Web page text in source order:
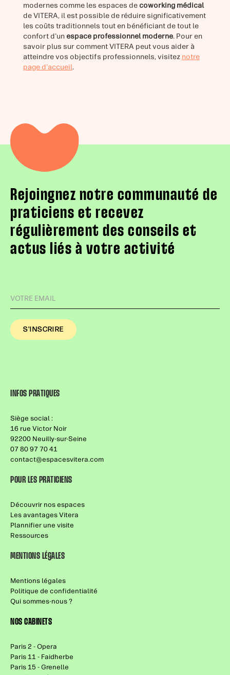
modernes comme les espaces de coworking médical
de VITERA, il est possible de réduire significativement
les coûts traditionnels tout en bénéficiant de tout le
confort d'un espace professionnel moderne. Pour en
savoir plus sur comment VITERA peut vous aider à
atteindre vos objectifs professionnels, visitez notre
page d'accueil.
Rejoingnez notre communauté de
praticiens et recevez
régulièrement des conseils et
actus liés à votre activité
INFOS PRATIQUES
Siège social :
16 rue Victor Noir
92200 Neuilly-sur-Seine
07 80 97 70 41
contact@espacesvitera.com
POUR LES PRATICIENS
Découvrir nos espaces
Les avantages Vitera
Plannifier une visite
Ressources
MENTIONS LÉGALES
Mentions légales
Politique de confidentialité
Qui sommes-nous ?
NOS CABINETS
Paris 2 - Opera
Paris 11 - Faidherbe
Paris 15 - Grenelle